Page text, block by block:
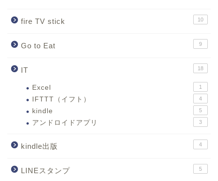
fire TV stick 10
Go to Eat 9
IT 18
Excel 1
IFTTT（イフト） 4
kindle 5
アンドロイドアプリ 3
kindle出版 4
LINEスタンプ 5